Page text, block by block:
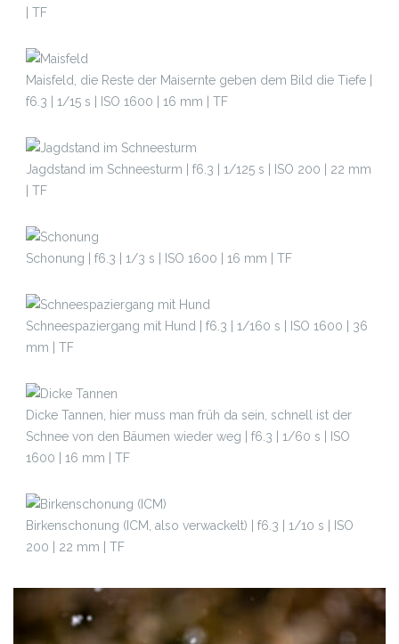
| TF
Maisfeld, die Reste der Maisernte geben dem Bild die Tiefe |
f6.3 | 1/15 s | ISO 1600 | 16 mm | TF
Jagdstand im Schneesturm | f6.3 | 1/125 s | ISO 200 | 22 mm
| TF
Schonung | f6.3 | 1/3 s | ISO 1600 | 16 mm | TF
Schneespaziergang mit Hund | f6.3 | 1/160 s | ISO 1600 | 36
mm | TF
Dicke Tannen, hier muss man früh da sein, schnell ist der
Schnee von den Bäumen wieder weg | f6.3 | 1/60 s | ISO
1600 | 16 mm | TF
Birkenschonung (ICM, also verwackelt) | f6.3 | 1/10 s | ISO
200 | 22 mm | TF